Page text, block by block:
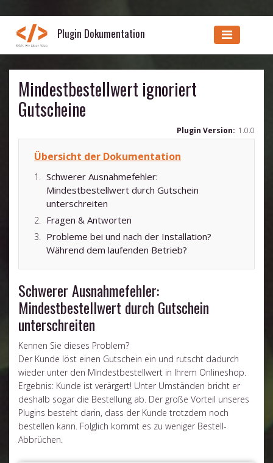
Plugin Dokumentation
Mindestbestellwert ignoriert
Gutscheine
Plugin Version: 1.0.0
Übersicht der Dokumentation
Schwerer Ausnahmefehler:
Mindestbestellwert durch Gutschein
unterschreiten
Fragen & Antworten
Probleme bei und nach der Installation?
Während dem laufenden Betrieb?
Schwerer Ausnahmefehler:
Mindestbestellwert durch Gutschein
unterschreiten
Kennen Sie dieses Problem?
Der Kunde löst einen Gutschein ein und rutscht dadurch
wieder unter den Mindestbestellwert in Ihrem Onlineshop.
Ergebnis: Kunde ist verärgert! Unter Umständen bricht er
deshalb sogar die Bestellung ab. Der große Vorteil unseres
Plugins besteht darin, dass der Kunde trotzdem noch
bestellen kann. Folglich kommt es zu weniger Bestell-
Abbrüchen.